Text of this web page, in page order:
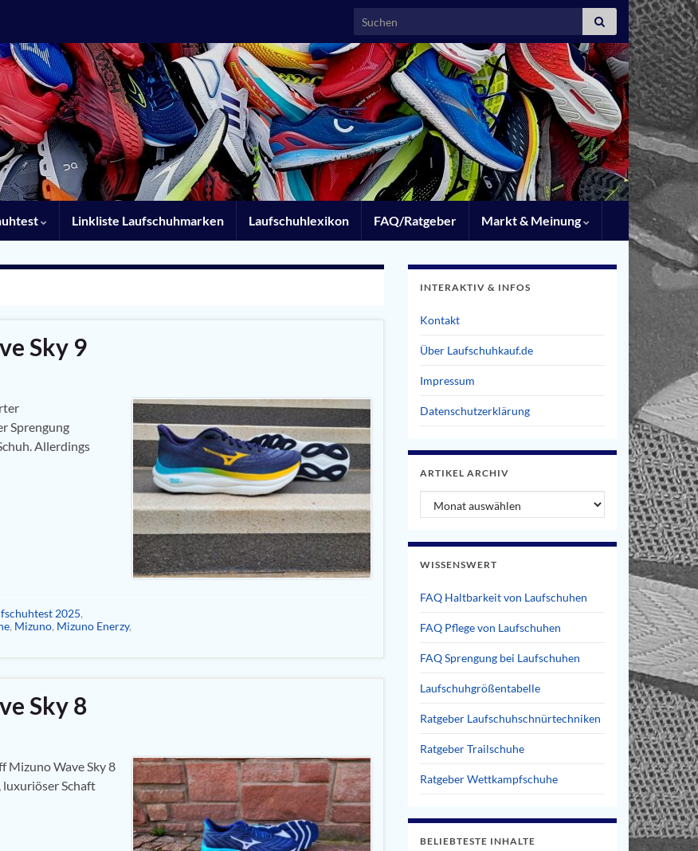
Search for:
Linkliste Laufschuhmarken Laufschuhlexikon FAQ/Ratgeber Markt & Meinung
Sky 9
Sprengung
Allerdings
2025,
, Mizuno, Mizuno Enerzy,
Sky 8
Mizuno Wave Sky 8
luxuriöser Schaft
INTERAKTIV & INFOS
Kontakt
Über Laufschuhkauf.de
Impressum
Datenschutzerklärung
ARTIKEL ARCHIV
Artikel Archiv
WISSENSWERT
FAQ Haltbarkeit von Laufschuhen
FAQ Pflege von Laufschuhen
FAQ Sprengung bei Laufschuhen
Laufschuhgrößentabelle
Ratgeber Laufschuhschnürtechniken
Ratgeber Trailschuhe
Ratgeber Wettkampfschuhe
BELIEBTESTE INHALTE